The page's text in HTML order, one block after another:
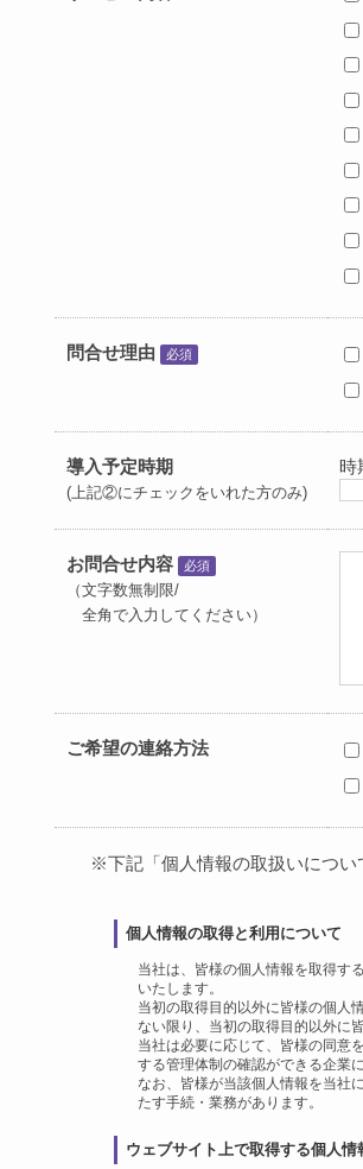
問合せ理由 必須
導入予定時期
(上記②にチェックをいれた方のみ)
時
お問合せ内容 必須
（文字数無制限/
全角で入力してください）
ご希望の連絡方法
※下記「個人情報の取扱いについ
個人情報の取得と利用について
当社は、皆様の個人情報を取得す
いたします。
当初の取得目的以外に皆様の個人
ない限り、当初の取得目的以外に
当社は必要に応じて、皆様の同意
する管理体制の確認ができる企業
なお、皆様が当該個人情報を当社
たす手続・業務があります。
ウェブサイト上で取得する個人情